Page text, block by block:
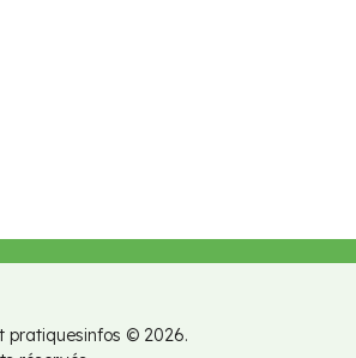
pratiquesinfos © 2026.